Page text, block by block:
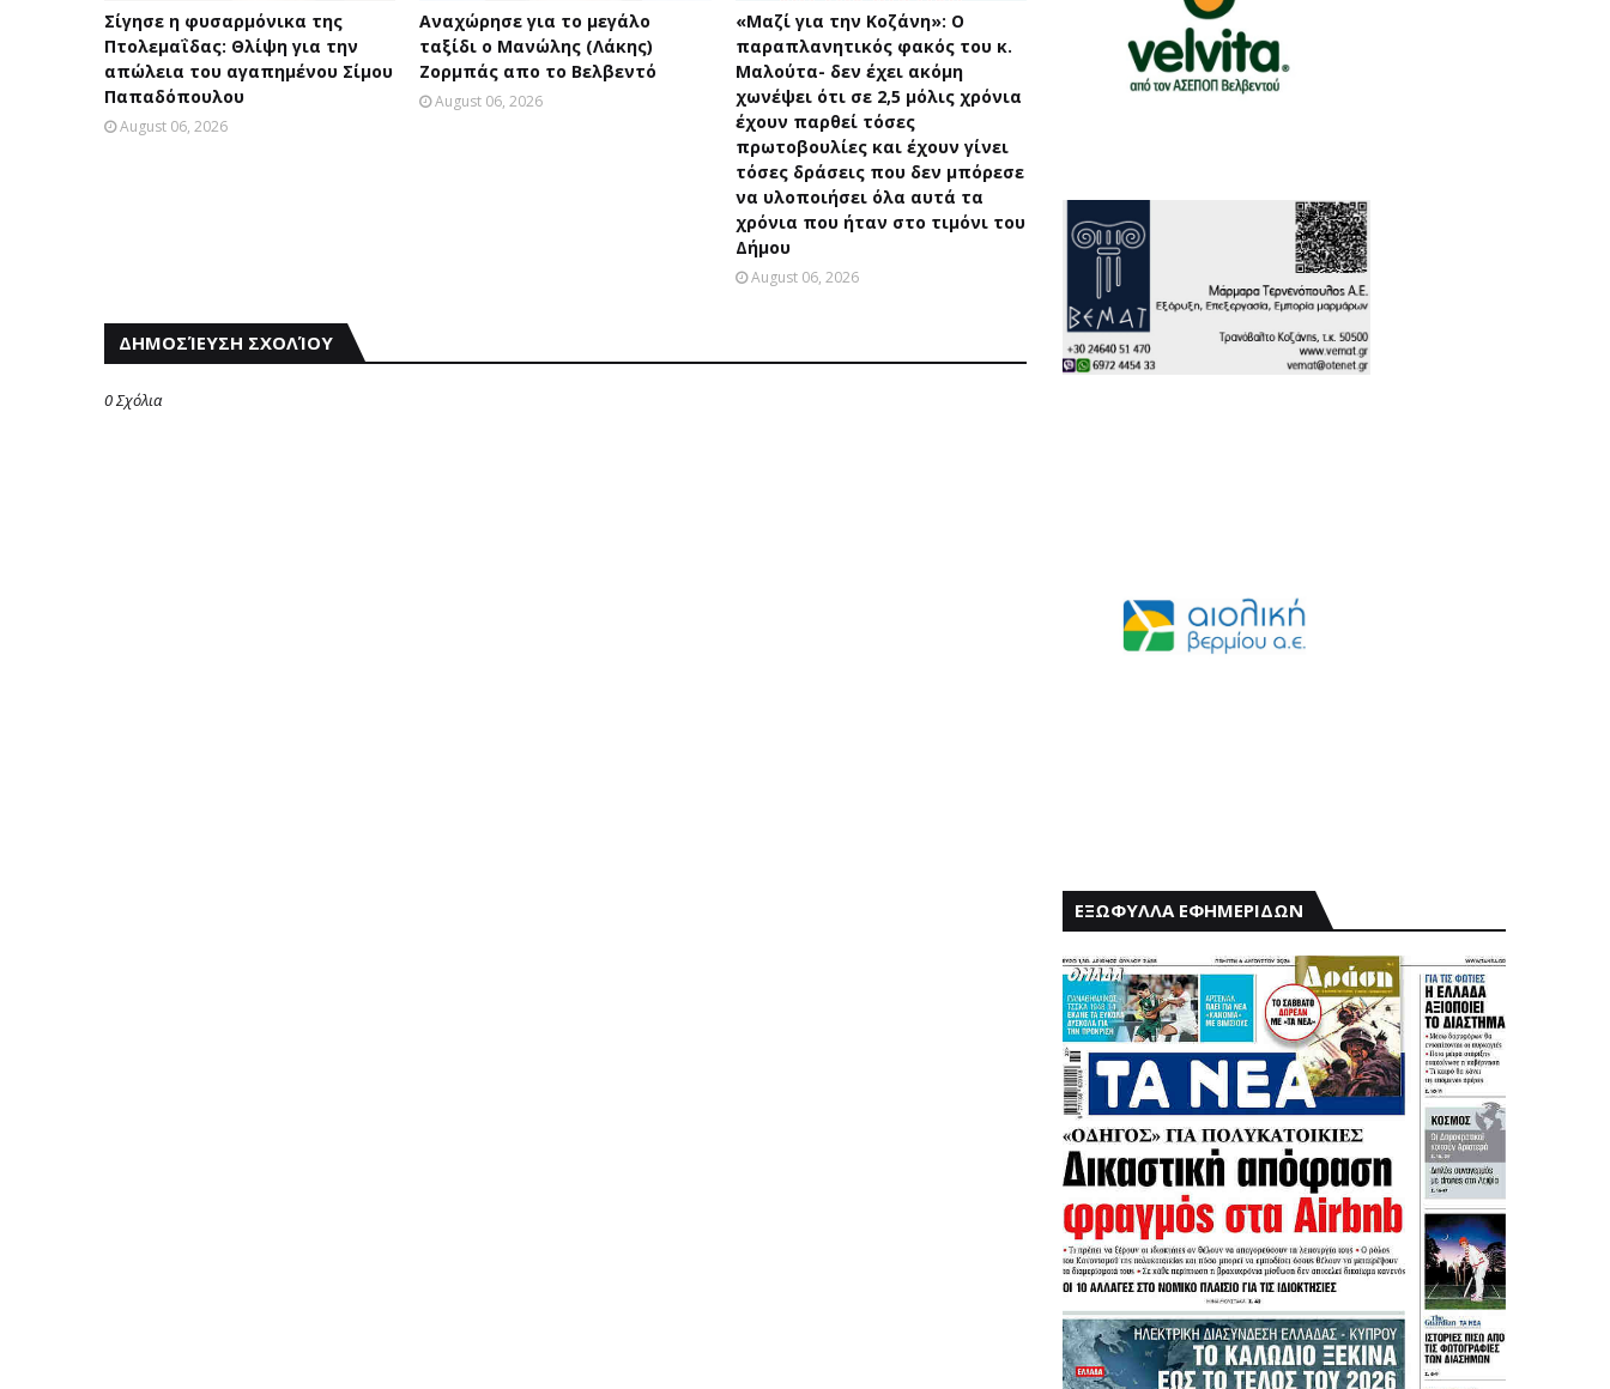
Σίγησε η φυσαρμόνικα της
Πτολεμαΐδας: Θλίψη για την
απώλεια του αγαπημένου Σίμου
Παπαδόπουλου
August 06, 2026
Αναχώρησε για το μεγάλο
ταξίδι ο Μανώλης (Λάκης)
Ζορμπάς απο το Βελβεντό
August 06, 2026
«Μαζί για την Κοζάνη»: Ο
παραπλανητικός φακός του κ.
Μαλούτα- δεν έχει ακόμη
χωνέψει ότι σε 2,5 μόλις χρόνια
έχουν παρθεί τόσες
πρωτοβουλίες και έχουν γίνει
τόσες δράσεις που δεν μπόρεσε
να υλοποιήσει όλα αυτά τα
χρόνια που ήταν στο τιμόνι του
Δήμου
August 06, 2026
ΔΗΜΟΣΊΕΥΣΗ ΣΧΟΛΊΟΥ
0 Σχόλια
ΕΞΩΦΥΛΛΑ ΕΦΗΜΕΡΙΔΩΝ